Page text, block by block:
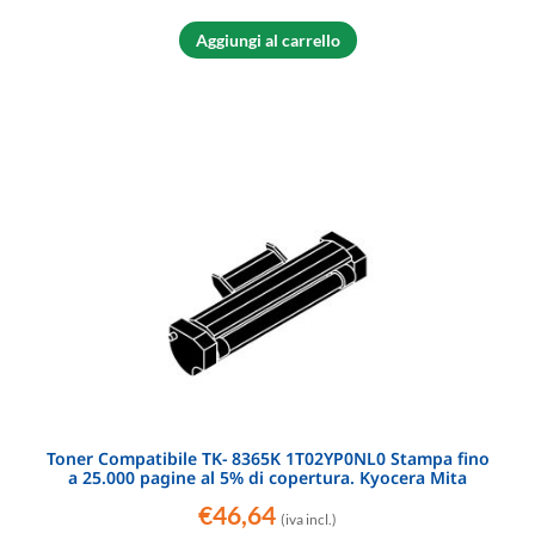
Aggiungi al carrello
Toner Compatibile TK- 8365K 1T02YP0NL0 Stampa fino
a 25.000 pagine al 5% di copertura. Kyocera Mita
€46,64 (iva incl.)